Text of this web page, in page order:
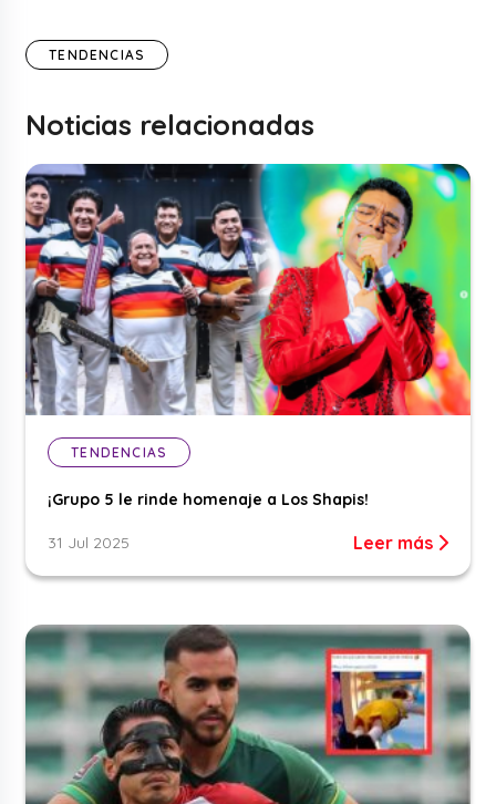
TENDENCIAS
Noticias relacionadas
TENDENCIAS
¡Grupo 5 le rinde homenaje a Los Shapis!
31 Jul 2025 Leer más